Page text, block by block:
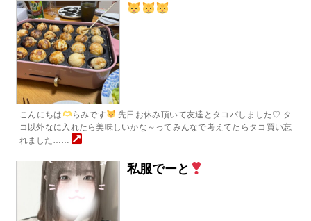
こんにちは らみです
先日お休み頂いて友達とタコパしました♡ タ
コ以外なに入れたら美味しいかな～ってみんなで考えてたらタコ買い忘
れました……
私服でーと